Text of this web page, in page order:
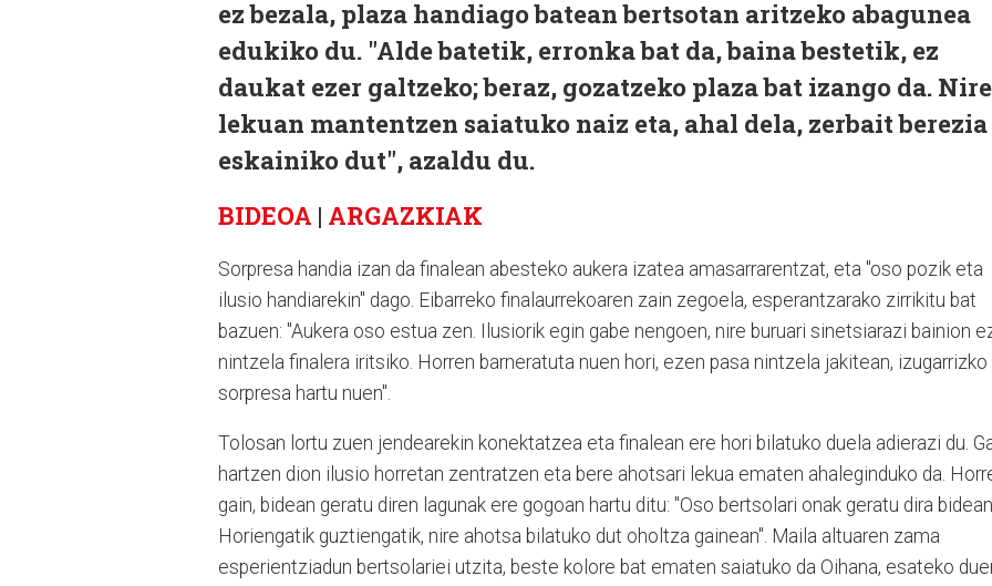
ez bezala, plaza handiago batean bertsotan aritzeko abagunea
edukiko du. "Alde batetik, erronka bat da, baina bestetik, ez
daukat ezer galtzeko; beraz, gozatzeko plaza bat izango da. Nire
lekuan mantentzen saiatuko naiz eta, ahal dela, zerbait berezia
eskainiko dut", azaldu du.
BIDEOA | ARGAZKIAK
Sorpresa handia izan da finalean abesteko aukera izatea amasarrarentzat, eta "oso pozik eta
ilusio handiarekin" dago. Eibarreko finalaurrekoaren zain zegoela, esperantzarako zirrikitu bat
bazuen: "Aukera oso estua zen. Ilusiorik egin gabe nengoen, nire buruari sinetsiarazi bainion
nintzela finalera iritsiko. Horren barneratuta nuen hori, ezen pasa nintzela jakitean, izugarrizko
sorpresa hartu nuen".
Tolosan lortu zuen jendearekin konektatzea eta finalean ere hori bilatuko duela adierazi du.
hartzen dion ilusio horretan zentratzen eta bere ahotsari lekua ematen ahaleginduko da.
gain, bidean geratu diren lagunak ere gogoan hartu ditu: "Oso bertsolari onak geratu dira
Horiengatik guztiengatik, nire ahotsa bilatuko dut oholtza gainean". Maila altuaren zama
esperientziadun bertsolariei utzita, beste kolore bat ematen saiatuko da Oihana, esateko